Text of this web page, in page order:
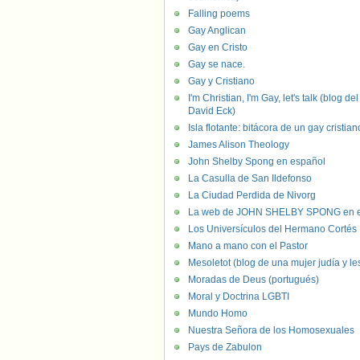
Falling poems
Gay Anglican
Gay en Cristo
Gay se nace.
Gay y Cristiano
I'm Christian, I'm Gay, let's talk (blog del
David Eck)
Isla flotante: bitácora de un gay
James Alison Theology
John Shelby Spong en español
La Casulla de San Ildefonso
La Ciudad Perdida de Nivorg
La web de JOHN SHELBY SPONG en
Los Universículos del Hermano Cortés
Mano a mano con el Pastor
Mesoletot (blog de una mujer judía y
Moradas de Deus (portugués)
Moral y Doctrina LGBTI
Mundo Homo
Nuestra Señora de los Homosexuales
Pays de Zabulon